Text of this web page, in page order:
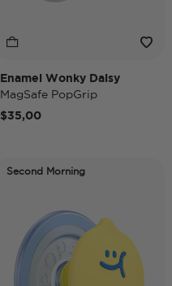
Enamel Wonky Daisy
MagSafe PopGrip
$35,00
Second Morning